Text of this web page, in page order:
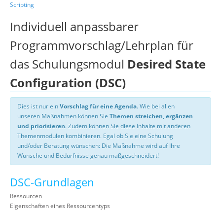
Scripting
Individuell anpassbarer
Programmvorschlag/Lehrplan für
das Schulungsmodul Desired State
Configuration (DSC)
Dies ist nur einVorschlag für eine Agenda. Wie bei allen
unseren Maßnahmen können Sie Themen streichen, ergänzen
und priorisieren. Zudem können Sie diese Inhalte mit anderen
Themenmodulen kombinieren. Egal ob Sie eine Schulung
und/oder Beratung wünschen: Die Maßnahme wird auf Ihre
Wünsche und Bedürfnisse genau maßgeschneidert!
DSC-Grundlagen
Ressourcen
Eigenschaften eines Ressourcentyps